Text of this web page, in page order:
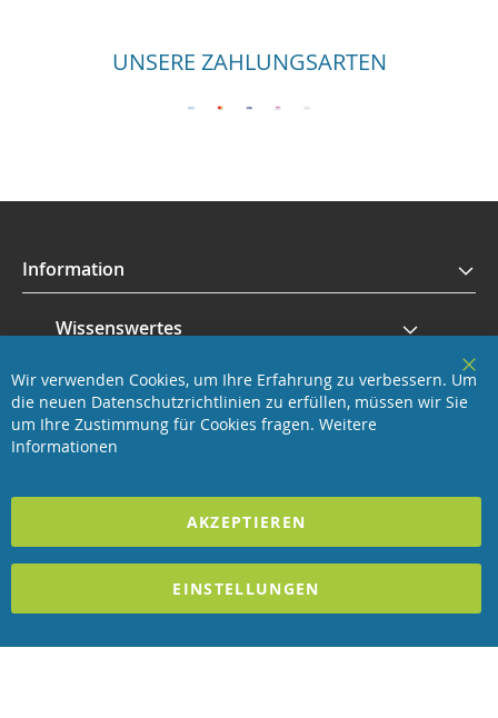
UNSERE ZAHLUNGSARTEN
Information
Wissenswertes
Service
Revisage GmbH
Wir verwenden Cookies, um Ihre Erfahrung zu verbessern. Um
die neuen Datenschutzrichtlinien zu erfüllen, müssen wir Sie
um Ihre Zustimmung für Cookies fragen. Weitere
Informationen
AKZEPTIEREN
EINSTELLUNGEN